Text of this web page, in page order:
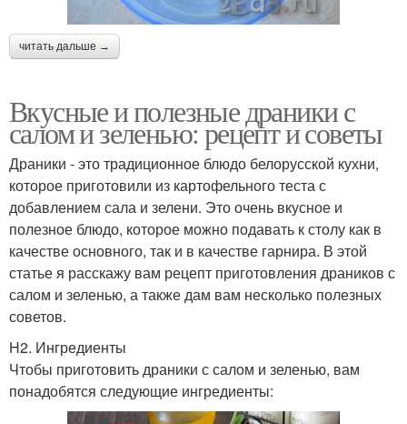
читать дальше →
Вкусные и полезные драники с
салом и зеленью: рецепт и советы
Драники - это традиционное блюдо белорусской кухни,
которое приготовили из картофельного теста с
добавлением сала и зелени. Это очень вкусное и
полезное блюдо, которое можно подавать к столу как в
качестве основного, так и в качестве гарнира. В этой
статье я расскажу вам рецепт приготовления драников с
салом и зеленью, а также дам вам несколько полезных
советов.
H2. Ингредиенты
Чтобы приготовить драники с салом и зеленью, вам
понадобятся следующие ингредиенты: